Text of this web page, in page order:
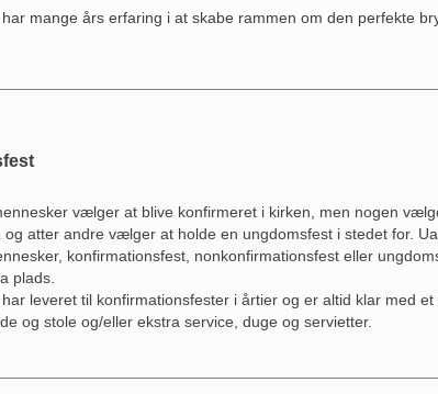
mange års erfaring i at skabe rammen om den perfekte
vælger at blive konfirmeret i kirken, men nogen
og atter andre vælger at holde en ungdomsfest i stedet for.
konfirmationsfest, nonkonfirmationsfest eller
plads.
leveret til konfirmationsfester i årtier og er altid klar med
og stole og/eller ekstra service, duge og servietter.